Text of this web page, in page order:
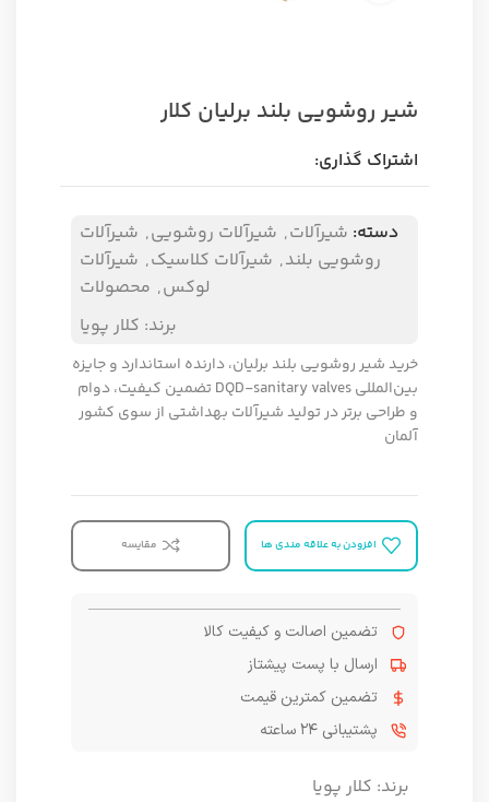
شیر روشویی بلند برلیان کلار
اشتراک گذاری:
دسته: شیرآلات, شیرآلات روشویی, شیرآلات
روشویی بلند, شیرآلات کلاسیک, شیرآلات
لوکس, محصولات
برند: کلار پویا
خرید شیر روشویی بلند برلیان، دارنده استاندارد و جایزه
بین‌المللی DQD-sanitary valves تضمین کیفیت، دوام
و طراحی برتر در تولید شیرآلات بهداشتی از سوی کشور
آلمان
افزودن به علاقه مندی ها مقایسه
تضمین اصالت و کیفیت کالا
ارسال با پست پیشتاز
تضمین کمترین قیمت
پشتیبانی ۲۴ ساعته
برند: کلار پویا